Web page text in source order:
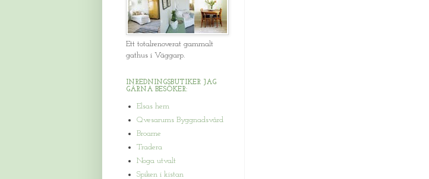
Ett totalrenoverat gammalt
gathus i Väggarp.
INREDNINGSBUTIKER JAG
GÄRNA BESÖKER:
Elsas hem
Qvesarums Byggnadsvård
Broarne
Tradera
Noga utvalt
Spiken i kistan